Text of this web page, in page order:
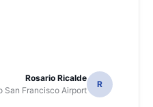
R
Rosario Ricalde
San Francisco Airport